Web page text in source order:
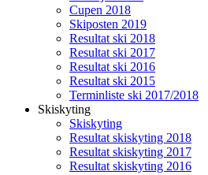
Cupen 2018
Skiposten 2019
Resultat ski 2018
Resultat ski 2017
Resultat ski 2016
Resultat ski 2015
Terminliste ski 2017/2018
Skiskyting
Skiskyting
Resultat skiskyting 2018
Resultat skiskyting 2017
Resultat skiskyting 2016